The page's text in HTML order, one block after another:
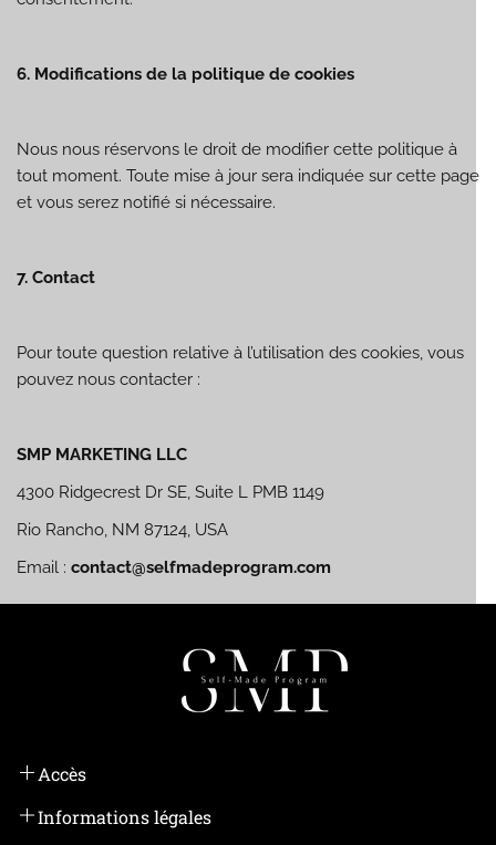
6. Modifications de la politique de cookies
Nous nous réservons le droit de modifier cette politique à
tout moment. Toute mise à jour sera indiquée sur cette page
et vous serez notifié si nécessaire.
7. Contact
Pour toute question relative à l’utilisation des cookies, vous
pouvez nous contacter :
SMP MARKETING LLC
4300 Ridgecrest Dr SE, Suite L PMB 1149
Rio Rancho, NM 87124, USA
Email : contact@selfmadeprogram.com
Accès
Se connecter
Informations légales